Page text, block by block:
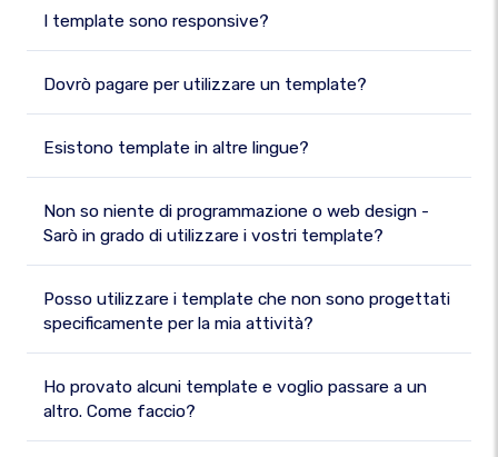
I template sono responsive?
Dovrò pagare per utilizzare un template?
Esistono template in altre lingue?
Non so niente di programmazione o web design -
Sarò in grado di utilizzare i vostri template?
Posso utilizzare i template che non sono progettati
specificamente per la mia attività?
Ho provato alcuni template e voglio passare a un
altro. Come faccio?